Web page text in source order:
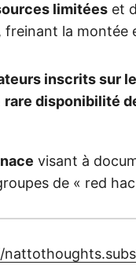
limitées et
, freinant la montée
inscrits sur
rare disponibilité
visant à
de « red